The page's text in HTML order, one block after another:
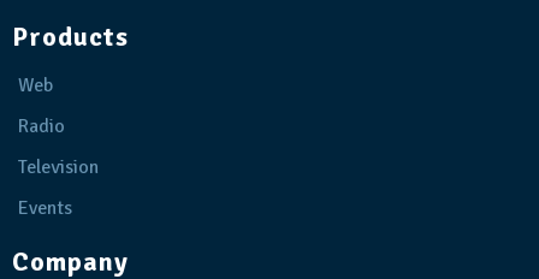
Products
Web
Radio
Television
Events
Company